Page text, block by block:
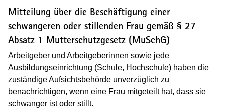
Mitteilung über die Beschäftigung einer
schwangeren oder stillenden Frau gemäß § 27
Absatz 1 Mutterschutzgesetz (MuSchG)
Arbeitgeber und Arbeitgeberinnen sowie jede
Ausbildungseinrichtung (Schule, Hochschule) haben die
zuständige Aufsichtsbehörde unverzüglich zu
benachrichtigen, wenn eine Frau mitgeteilt hat, dass sie
schwanger ist oder stillt.